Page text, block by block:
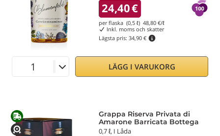
24,40€
per flaska (0,5 ℓ) 48,80€/ℓ
Inkl. moms och skatter
Lägsta pris: 34,90 €
LÄGG I VARUKORG
Grappa Riserva Privata di
Amarone Barricata Bottega
0,7 ℓ, I Låda